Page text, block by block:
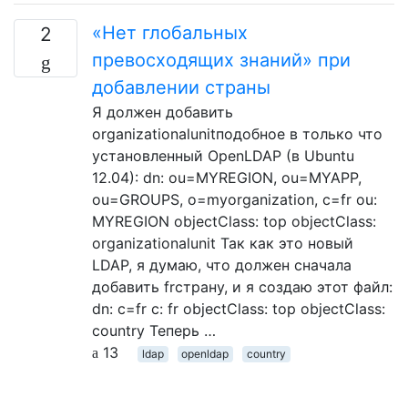
2
«Нет глобальных
превосходящих знаний» при
добавлении страны
Я должен добавить
organizationalunitподобное в только что
установленный OpenLDAP (в Ubuntu
12.04): dn: ou=MYREGION, ou=MYAPP,
ou=GROUPS, o=myorganization, c=fr ou:
MYREGION objectClass: top objectClass:
organizationalunit Так как это новый
LDAP, я думаю, что должен сначала
добавить frстрану, и я создаю этот файл:
dn: c=fr c: fr objectClass: top objectClass:
country Теперь …
13
ldap openldap country